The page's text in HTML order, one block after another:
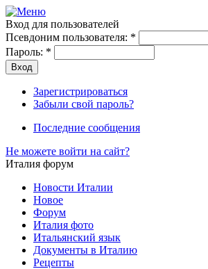
Вход для пользователей
Псевдоним пользователя: *
Пароль: *
Зарегистрироваться
Забыли свой пароль?
Последние сообщения
Не можете войти на сайт?
Италия форум
Новости Италии
Новое
Форум
Италия фото
Итальянский язык
Документы в Италию
Рецепты